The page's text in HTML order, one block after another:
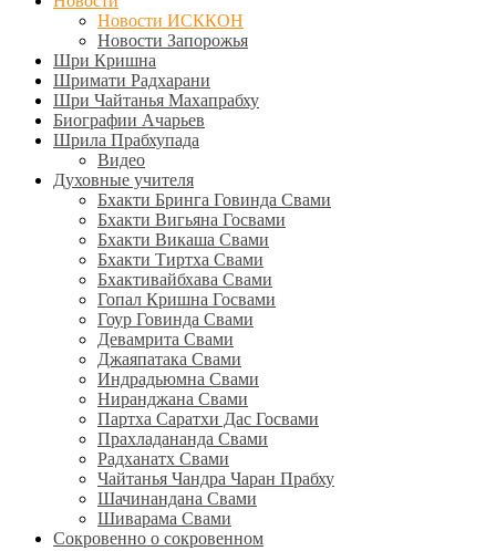
Новости ИСККОН
Новости Запорожья
Шри Кришна
Шримати Радхарани
Шри Чайтанья Махапрабху
Биографии Ачарьев
Шрила Прабхупада
Видео
Духовные учителя
Бхакти Бринга Говинда Свами
Бхакти Вигьяна Госвами
Бхакти Викаша Свами
Бхакти Тиртха Свами
Бхактивайбхава Свами
Гопал Кришна Госвами
Гоур Говинда Свами
Девамрита Свами
Джаяпатака Свами
Индрадьюмна Свами
Ниранджана Свами
Партха Саратхи Дас Госвами
Прахладананда Свами
Радханатх Свами
Чайтанья Чандра Чаран Прабху
Шачинандана Свами
Шиварама Свами
Сокровенно о сокровенном